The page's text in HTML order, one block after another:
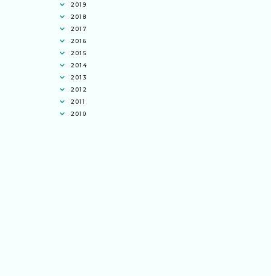
2019
2018
2017
2016
2015
2014
2013
2012
2011
2010